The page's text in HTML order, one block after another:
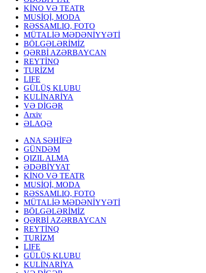
KİNO VƏ TEATR
MUSİQİ, MODA
RƏSSAMLIQ, FOTO
MÜTALİƏ MƏDƏNİYYƏTİ
BÖLGƏLƏRİMİZ
QƏRBİ AZƏRBAYCAN
REYTİNQ
TURİZM
LIFE
GÜLÜŞ KLUBU
KULİNARİYA
VƏ DİGƏR
Arxiv
ƏLAQƏ
ANA SƏHİFƏ
GÜNDƏM
QIZIL ALMA
ƏDƏBİYYAT
KİNO VƏ TEATR
MUSİQİ, MODA
RƏSSAMLIQ, FOTO
MÜTALİƏ MƏDƏNİYYƏTİ
BÖLGƏLƏRİMİZ
QƏRBİ AZƏRBAYCAN
REYTİNQ
TURİZM
LIFE
GÜLÜŞ KLUBU
KULİNARİYA